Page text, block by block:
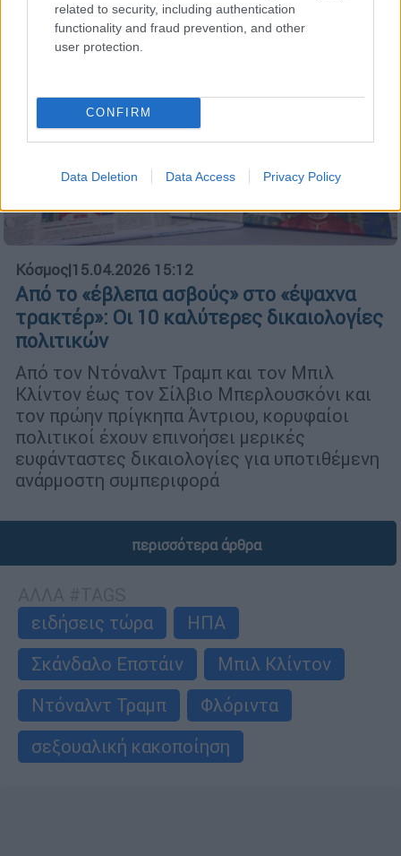
related to security, including authentication
functionality and fraud prevention, and other
user protection.
CONFIRM
Data Deletion Data Access Privacy Policy
Κόσμος|15.04.2026 15:12
Από το «έβλεπα ασβούς» στο «έψαχνα
τρακτέρ»: Οι 10 καλύτερες δικαιολογίες
πολιτικών
Από τον Ντόναλντ Τραμπ και τον Μπιλ
Κλίντον έως τον Σίλβιο Μπερλουσκόνι και
τον πρώην πρίγκηπα Άντριου, κορυφαίοι
πολιτικοί έχουν επινοήσει μερικές
ευφάνταστες δικαιολογίες για υποτιθέμενη
ανάρμοστη συμπεριφορά
περισσότερα άρθρα
ειδήσεις τώρα
ΗΠΑ
Σκάνδαλο Επστάιν
Μπιλ Κλίντον
Ντόναλντ Τραμπ
Φλόριντα
σεξουαλική κακοποίηση